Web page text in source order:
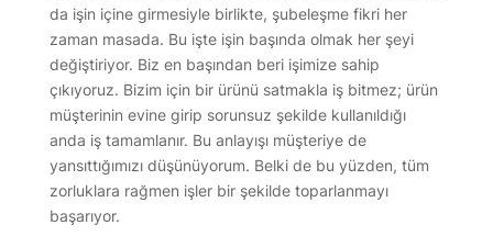
da işin içine girmesiyle birlikte, şubeleşme fikri her
zaman masada. Bu işte işin başında olmak her şeyi
değiştiriyor. Biz en başından beri işimize sahip
çıkıyoruz. Bizim için bir ürünü satmakla iş bitmez; ürün
müşterinin evine girip sorunsuz şekilde kullanıldığı
anda iş tamamlanır. Bu anlayışı müşteriye de
yansıttığımızı düşünüyorum. Belki de bu yüzden, tüm
zorluklara rağmen işler bir şekilde toparlanmayı
başarıyor.